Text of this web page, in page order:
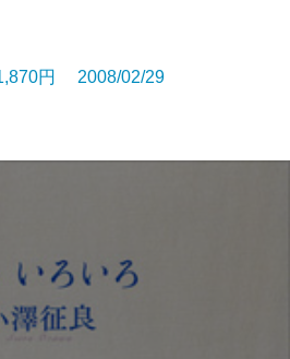
円 2008/02/29